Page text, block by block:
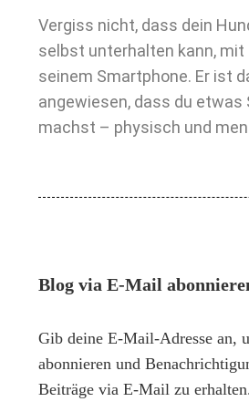
Vergiss nicht, dass dein
selbst unterhalten kann, mit
seinem Smartphone. Er ist
angewiesen, dass du etwas
machst – physisch und
Blog via E-Mail
Gib deine E-Mail-Adresse an,
abonnieren und
Beiträge via E-Mail zu